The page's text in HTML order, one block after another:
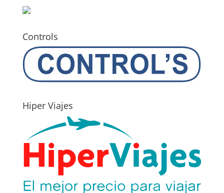
Controls
Hiper Viajes